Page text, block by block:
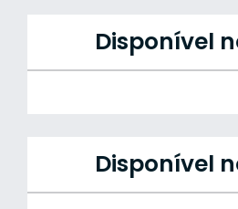
Disponível
Disponível